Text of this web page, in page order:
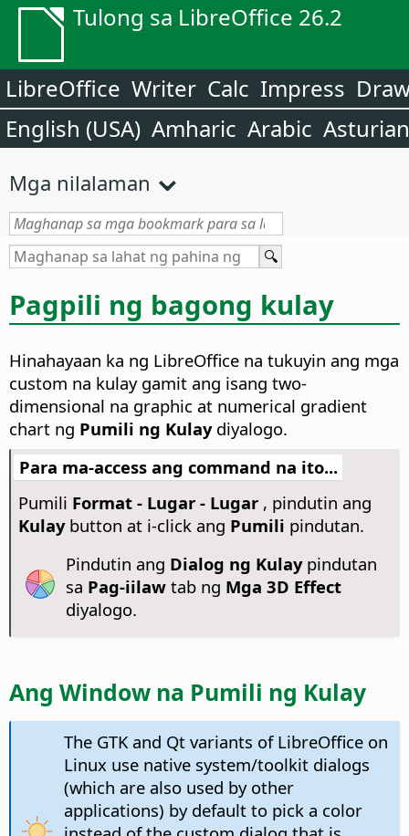
Tulong sa LibreOffice 26.2
LibreOffice Writer Calc Impress
English (USA) Amharic Arabic Asturian
Mga nilalaman
Pagpili ng bagong kulay
Hinahayaan ka ng LibreOffice na tukuyin ang mga
custom na kulay gamit ang isang two-
dimensional na graphic at numerical gradient
chart ng Pumili ng Kulaydiyalogo.
Para ma-access ang command na ito...
Pumili Format - Lugar - Lugar, pindutin ang
Kulaybutton at i-click ang Pumili pindutan.
Pindutin ang Dialog ng Kulaypindutan
sa Pag-iilaw tab ng Mga 3D Effect
diyalogo.
Ang Window na Pumili ng Kulay
The GTK and Qt variants of LibreOffice on
Linux use native system/toolkit dialogs
(which are also used by other
applications) by default to pick a color